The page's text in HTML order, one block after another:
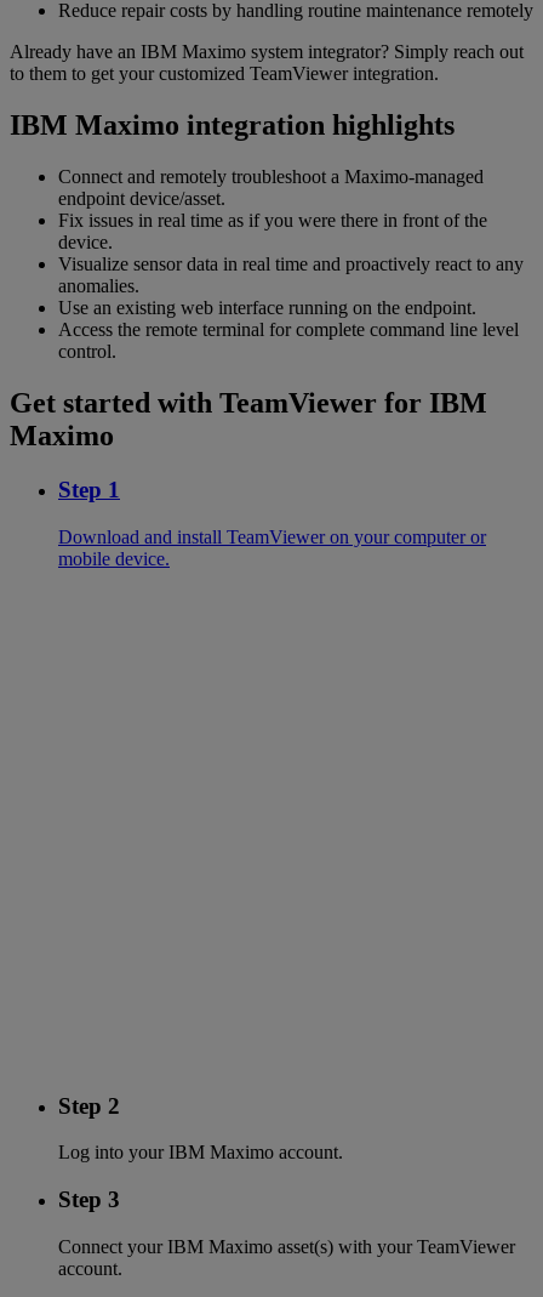
Reduce repair costs by handling routine maintenance remotely
Already have an IBM Maximo system integrator? Simply reach out
to them to get your customized TeamViewer integration.
IBM Maximo integration highlights
Connect and remotely troubleshoot a Maximo-managed
endpoint device/asset.
Fix issues in real time as if you were there in front of the
device.
Visualize sensor data in real time and proactively react to any
anomalies.
Use an existing web interface running on the endpoint.
Access the remote terminal for complete command line level
control.
Get started with TeamViewer for IBM
Maximo
Step 1
Download and install TeamViewer on your computer or
mobile device.
Step 2
Log into your IBM Maximo account.
Step 3
Connect your IBM Maximo asset(s) with your TeamViewer
account.